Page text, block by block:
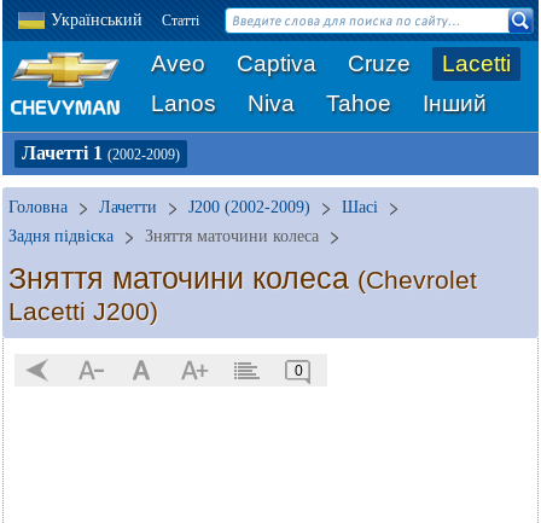
Український Статті
Aveo Captiva Cruze
Lacetti
Lanos
Niva Tahoe Інший
Лачетті 1 (2002-2009)
Головна Лачетти J200 (2002-2009)
Шасі
Задня підвіска
Зняття маточини колеса
Зняття маточини колеса (Chevrolet
Lacetti J200)
0